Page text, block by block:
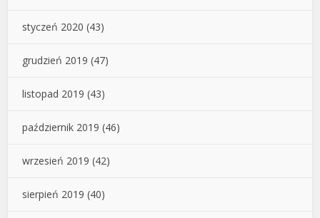
styczeń 2020 (43)
grudzień 2019 (47)
listopad 2019 (43)
październik 2019 (46)
wrzesień 2019 (42)
sierpień 2019 (40)